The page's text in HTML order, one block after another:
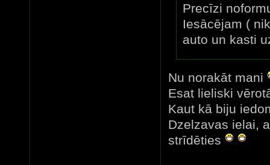
Precīzi
Iesācējam (
auto un kasti
Nu norakāt mani
Esat lieliski
Kaut kā biju
Dzelzavas ielai,
strīdēties